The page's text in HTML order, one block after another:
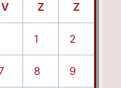
V Z Z
1 2
8 9